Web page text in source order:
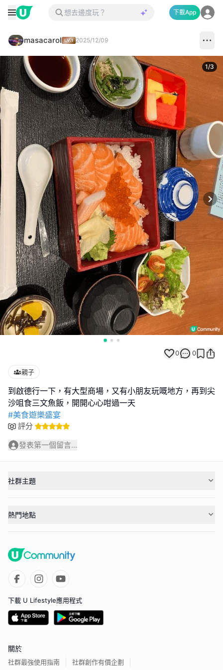
下載App
masacarol 2025/12/09
1/3
0 0
親子
到啟德行一下，有大型商場，又有小朋友玩嘅地方，再到尖
#美食遊樂盛宴
評分
發表第一個留言...
社群主題
熱門地點
下載 U Lifestyle應用程式
關於
社群最強使用指南 社群創作有價企劃